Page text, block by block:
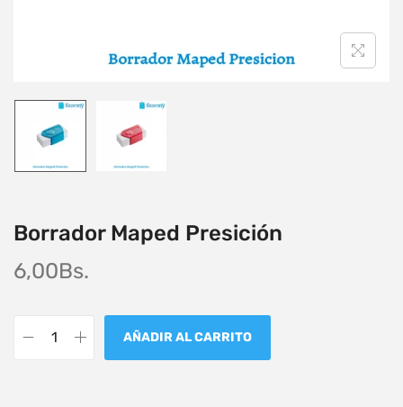
Borrador Maped Presición
6,00Bs.
AÑADIR AL CARRITO